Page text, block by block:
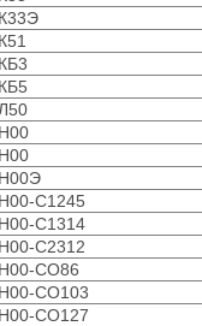
С1245
С1314
С2312
СО86
СО103
СО127